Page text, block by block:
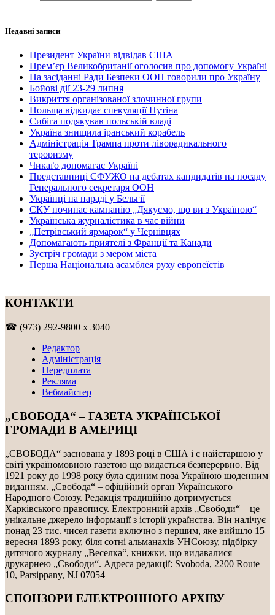
Недавні записи
Президент України відвідав США
Прем’єр Великобританії оголосив про допомогу Україні
На засіданні Ради Безпеки ООН говорили про Україну
Бойові дії 23-29 липня
Викриття організованої злочинної групи
Польща відкидає спекуляції Путіна
Сибіга подякував польській владі
Україна знищила іранський корабель
Адміністрація Трампа проти ліворадикального
тероризму
Чикаґо допомагає Україні
Представниці СФУЖО на дебатах кандидатів на посаду
Генерального секретаря ООН
Українці на параді у Бельгії
СКУ починає кампанію „Дякуємо, що ви з Україною“
Українська журналістика в час війни
„Петрівський ярмарок“ у Чернівцях
Допомагають приятелі з Франції та Канади
Зустріч громади з мером міста
Перша Національна асамблея руху европеїстів
КОНТАКТИ
☎ (973) 292-9800 x 3040
Редактор
Адміністрація
Передплата
Рекляма
Вебмайстер
„СВОБОДА“ – ГАЗЕТА УКРАЇНСЬКОЇ
ГРОМАДИ В АМЕРИЦІ
„СВОБОДА“ заснована у 1893 році в США і є найстаршою у
світі україномовною газетою що видається безперервно. Від
1921 року до 1998 року була єдиним поза Україною щоденним
виданням. „Свобода“ – офіційний орган Українського
Народного Союзу. Редакція традиційно дотримується
Харківського правопису. Електронний архів „Свободи“ – це
унікальне джерело інформації з історії українства. Він налічує
понад 23 тис. чисел газети включно з першим, яке вийшло 15
вересня 1893 року, біля сотні альманахів УНСоюзу, підбірку
дитячого журналу „Веселка“, книжки, що видавалися
друкарнею „Свободи“. Адреса редакції: Svoboda, 2200 Route
10, Parsippany, NJ 07054
СПОНЗОРИ ЕЛЕКТРОННОГО АРХІВУ